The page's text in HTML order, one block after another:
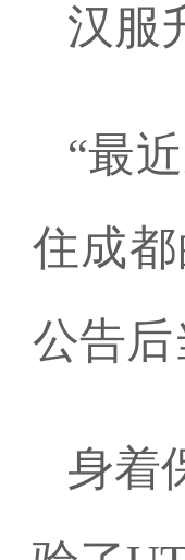
汉服
“最
住成
公告后
身着